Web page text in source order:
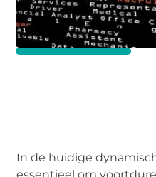
In de huidige